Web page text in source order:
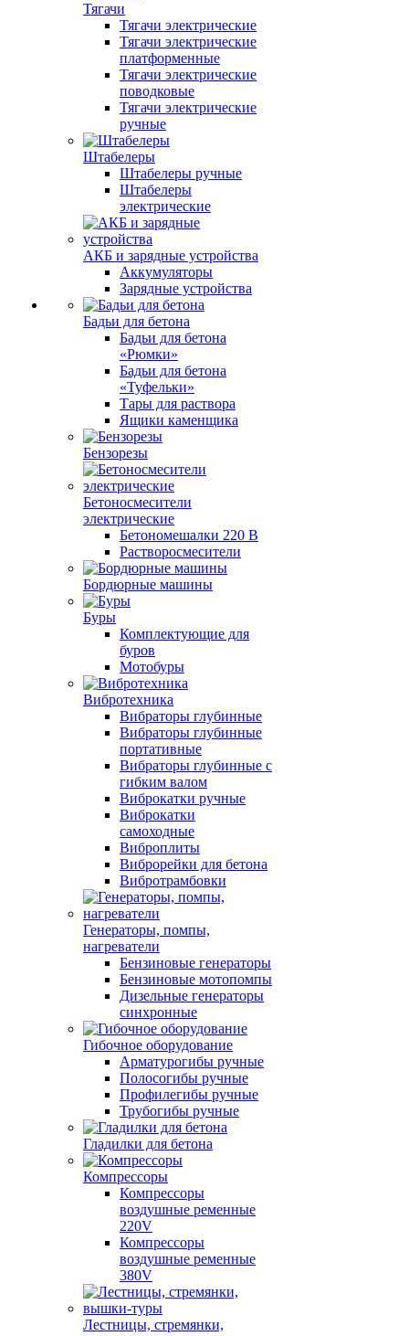
Тягачи
Тягачи электрические
Тягачи электрические
платформенные
Тягачи электрические
поводковые
Тягачи электрические
ручные
Штабелеры
Штабелеры ручные
Штабелеры
электрические
АКБ и зарядные устройства
Аккумуляторы
Зарядные устройства
Бадьи для бетона
Бадьи для бетона
«Рюмки»
Бадьи для бетона
«Туфельки»
Тары для раствора
Ящики каменщика
Бензорезы
Бетоносмесители
электрические
Бетономешалки 220 В
Растворосмесители
Бордюрные машины
Буры
Комплектующие для
буров
Мотобуры
Вибротехника
Вибраторы глубинные
Вибраторы глубинные
портативные
Вибраторы глубинные с
гибким валом
Виброкатки ручные
Виброкатки
самоходные
Виброплиты
Виброрейки для бетона
Вибротрамбовки
Генераторы, помпы,
нагреватели
Бензиновые генераторы
Бензиновые мотопомпы
Дизельные генераторы
синхронные
Гибочное оборудование
Арматурогибы ручные
Полосогибы ручные
Профилегибы ручные
Трубогибы ручные
Гладилки для бетона
Компрессоры
Компрессоры
воздушные ременные
220V
Компрессоры
воздушные ременные
380V
Лестницы, стремянки,